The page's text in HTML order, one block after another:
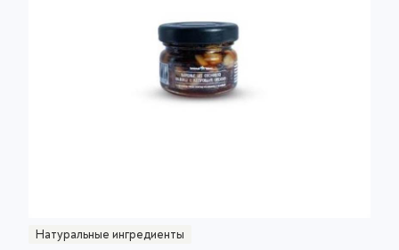
Натуральные ингредиенты